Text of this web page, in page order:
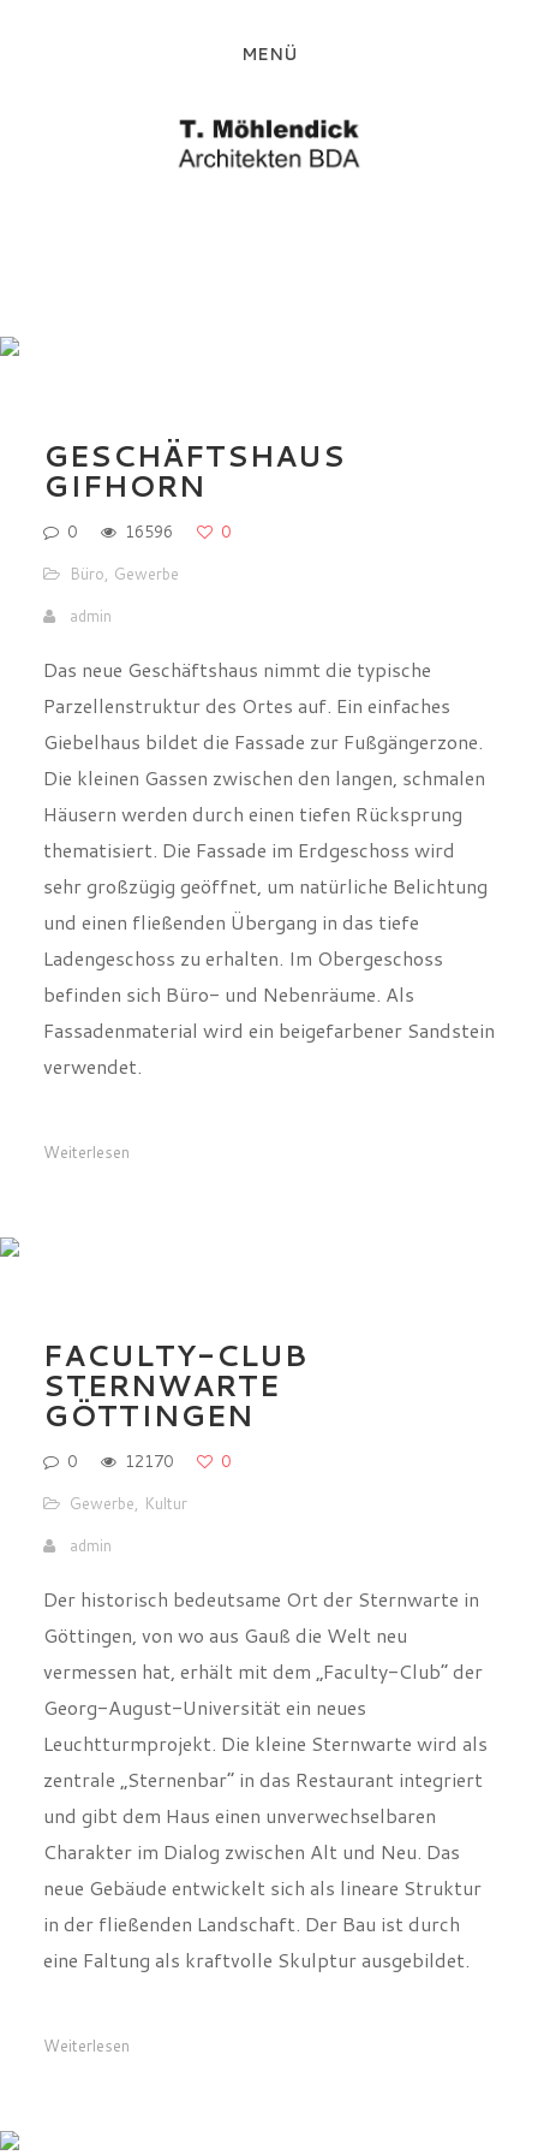
MENÜ
GESCHÄFTSHAUS
GIFHORN
0 16596
0
Büro, Gewerbe
admin
Das neue Geschäftshaus nimmt die typische
Parzellenstruktur des Ortes auf. Ein einfaches
Giebelhaus bildet die Fassade zur Fußgängerzone.
Die kleinen Gassen zwischen den langen, schmalen
Häusern werden durch einen tiefen Rücksprung
thematisiert. Die Fassade im Erdgeschoss wird
sehr großzügig geöffnet, um natürliche Belichtung
und einen fließenden Übergang in das tiefe
Ladengeschoss zu erhalten. Im Obergeschoss
befinden sich Büro- und Nebenräume. Als
Fassadenmaterial wird ein beigefarbener Sandstein
verwendet.
Weiterlesen
FACULTY-CLUB
STERNWARTE
GÖTTINGEN
0 12170
0
Gewerbe, Kultur
admin
Der historisch bedeutsame Ort der Sternwarte in
Göttingen, von wo aus Gauß die Welt neu
vermessen hat, erhält mit dem „Faculty-Club“ der
Georg-August-Universität ein neues
Leuchtturmprojekt. Die kleine Sternwarte wird als
zentrale „Sternenbar“ in das Restaurant integriert
und gibt dem Haus einen unverwechselbaren
Charakter im Dialog zwischen Alt und Neu. Das
neue Gebäude entwickelt sich als lineare Struktur
in der fließenden Landschaft. Der Bau ist durch
eine Faltung als kraftvolle Skulptur ausgebildet.
Weiterlesen